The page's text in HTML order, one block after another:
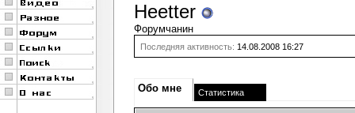
Heetter
Форумчанин
Последняя активность: 14.08.2008 16:27
Обо мне Статистика